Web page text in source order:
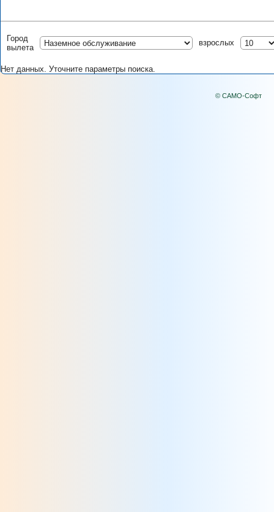
Город
вылета
взрослых
Нет данных. Уточните параметры поиска.
© САМО-Софт